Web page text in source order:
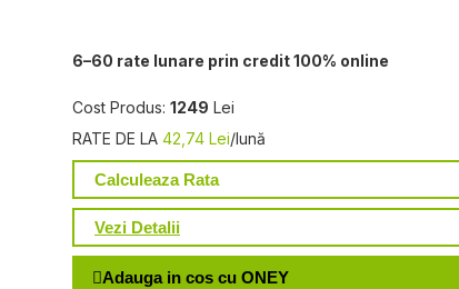
6–60 rate lunare prin credit 100% online
Cost Produs: 1249 Lei
RATE DE LA 42,74 Lei/lună
Calculeaza Rata
Vezi Detalii
Adauga in cos cu ONEY